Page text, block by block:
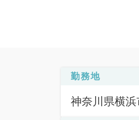
勤務地
神奈川県横